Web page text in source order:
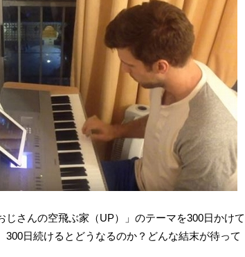
さんの空飛ぶ家（UP）」のテーマを300日かけて
日続けるとどうなるのか？どんな結末が待って